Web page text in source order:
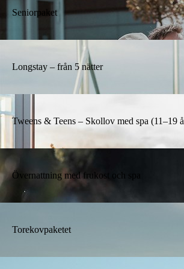
Seniorpaket
Longstay – från 5 nätter
Tweens & Teens – Skollov med spa (11–19
Övernattning med frukost och spa
Torekovpaketet